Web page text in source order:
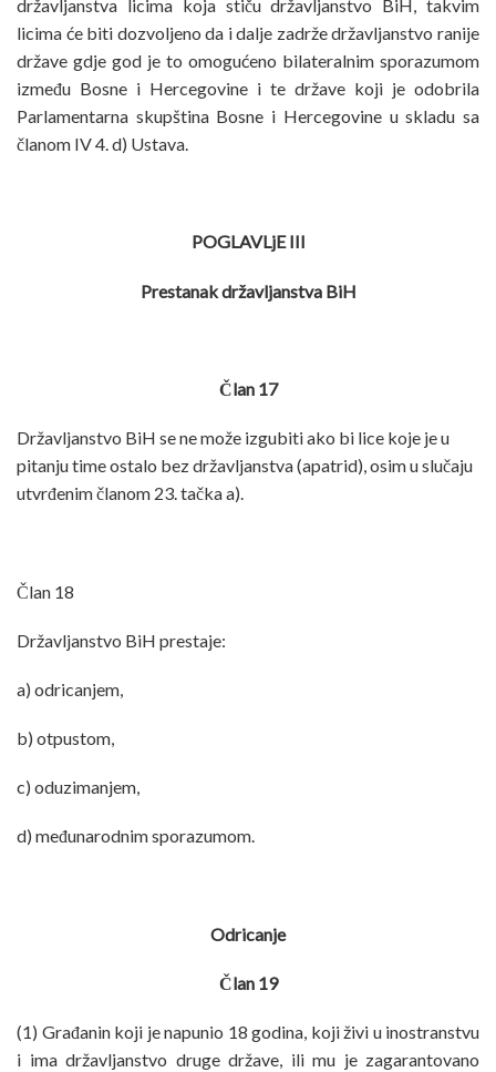
državljanstva licima koja stiču državljanstvo BiH, takvim
licima će biti dozvoljeno da i dalje zadrže državljanstvo ranije
države gdje god je to omogućeno bilateralnim sporazumom
između Bosne i Hercegovine i te države koji je odobrila
Parlamentarna skupština Bosne i Hercegovine u skladu sa
članom IV 4. d) Ustava.
POGLAVLjE III
Prestanak državljanstva BiH
Član 17
Državljanstvo BiH se ne može izgubiti ako bi lice koje je u
pitanju time ostalo bez državljanstva (apatrid), osim u slučaju
utvrđenim članom 23. tačka a).
Član 18
Državljanstvo BiH prestaje:
a) odricanjem,
b) otpustom,
c) oduzimanjem,
d) međunarodnim sporazumom.
Odricanje
Član 19
(1) Građanin koji je napunio 18 godina, koji živi u inostranstvu
i ima državljanstvo druge države, ili mu je zagarantovano